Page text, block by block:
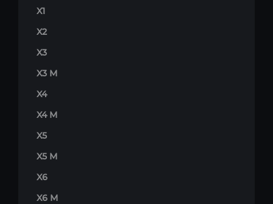
X1
X2
X3
X3 M
X4
X4 M
X5
X5 M
X6
X6 M